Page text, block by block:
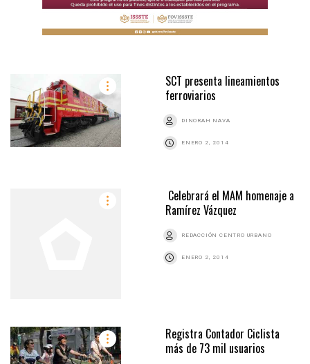
SCT presenta lineamientos
ferroviarios
DINORAH NAVA
ENERO 2, 2014
Celebrará el MAM homenaje a
Ramírez Vázquez
REDACCIÓN CENTRO URBANO
ENERO 2, 2014
Registra Contador Ciclista
más de 73 mil usuarios